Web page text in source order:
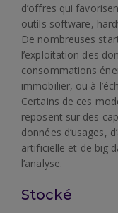
d’offres qui
outils software,
De nombreuses
l’exploitation des
consommations
immobilier, ou à
Certains de ces
reposent sur des
données d’usages,
artificielle et de big
l’analyse.
Stocké